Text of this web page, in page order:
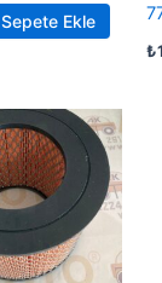
Sepete Ekle
₺